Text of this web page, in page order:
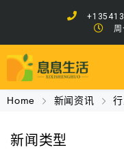
Home 新闻资讯
新闻类型